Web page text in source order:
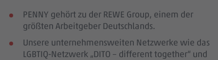
PENNY gehört zu der REWE Group, einem der
größten Arbeitgeber Deutschlands.
Unsere unternehmensweiten Netzwerke wie das
LGBTIQ-Netzwerk „DITO – different together“ und